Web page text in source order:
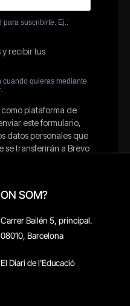
ON SOM?
Carrer Bailén 5, principal.
08010, Barcelona
El Diari de l'Educació